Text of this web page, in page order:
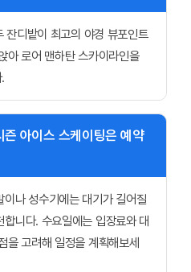
디밭이 최고의 야경 뷰포인트
아 로어 맨하탄 스카이라인을
아이스 스케이팅은 예약
나 성수기에는 대기가 길어질
니다. 수요일에는 입장료와 대
을 고려해 일정을 계획해보세